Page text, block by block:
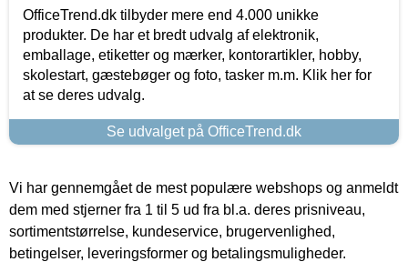
OfficeTrend.dk tilbyder mere end 4.000 unikke
produkter. De har et bredt udvalg af elektronik,
emballage, etiketter og mærker, kontorartikler, hobby,
skolestart, gæstebøger og foto, tasker m.m. Klik her for
at se deres udvalg.
Se udvalget på OfficeTrend.dk
Vi har gennemgået de mest populære webshops og anmeldt
dem med stjerner fra 1 til 5 ud fra bl.a. deres prisniveau,
sortimentstørrelse, kundeservice, brugervenlighed,
betingelser, leveringsformer og betalingsmuligheder.